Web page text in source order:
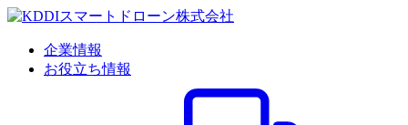
企業情報
お役立ち情報